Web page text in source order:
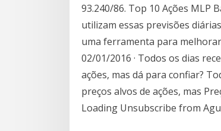
93.240/86. Top 10 Ações MLP
utilizam essas previsões
uma ferramenta para
02/01/2016 · Todos os dias
ações, mas dá para confiar?
preços alvos de ações, mas
Loading Unsubscribe from